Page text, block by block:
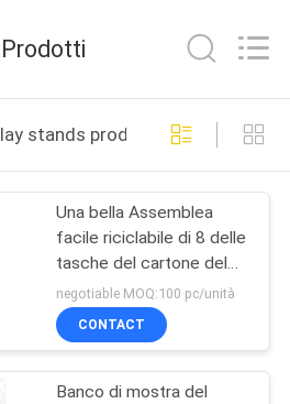
Prodotti
stands produzione online
Una bella Assemblea
facile riciclabile di 8 delle
tasche del cartone del
pavimento banchi di
mostra
negotiable MOQ:100 pc/unità
CONTACT
Banco di mostra del